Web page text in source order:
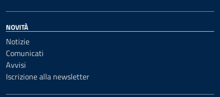
NOVITÀ
Notizie
Comunicati
Avvisi
Iscrizione alla newsletter